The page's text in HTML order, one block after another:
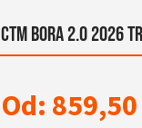
CTM BORA 2.0 2026
Od:859,50